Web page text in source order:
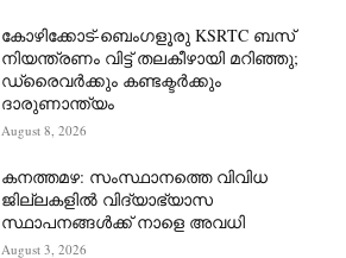
കോഴിക്കോട്-ബെംഗളൂരു KSRTC ബസ്
നിയന്ത്രണം വിട്ട് തലകീഴായി മറിഞ്ഞു;
ഡ്രെെവർക്കും കണ്ടക്ടർക്കും
ദാരുണാന്ത്യം
August 8, 2026
കനത്തമഴ: സംസ്ഥാനത്തെ വിവിധ
ജില്ലകളിൽ വിദ്യാഭ്യാസ
സ്ഥാപനങ്ങൾക്ക് നാളെ അവധി
August 3, 2026